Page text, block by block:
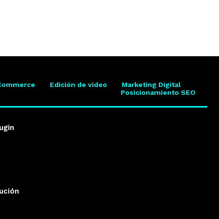
Edición de video
Marketing Digital
Posicionamiento SEO